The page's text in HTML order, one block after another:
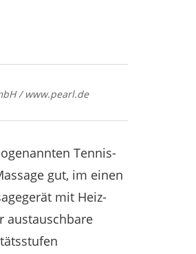
/ www.pearl.de
Tennis­
gut, im einen
mit Heiz-
austauschbare